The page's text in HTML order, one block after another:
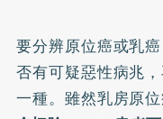
要分辨原位癌或乳
否有可疑惡性病兆
一種。雖然乳房原